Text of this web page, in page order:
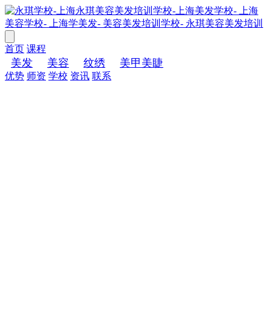
首页 课程
美发 美容 纹绣 美甲美睫
优势 师资 学校 资讯 联系